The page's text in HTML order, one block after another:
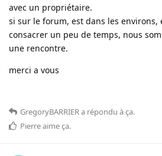
avec un propriétaire.
si sur le forum, est dans les environs,
consacrer un peu de temps, nous
une rencontre.
merci a vous
GregoryBARRIERa répondu à ça.
Pierreaime ça.